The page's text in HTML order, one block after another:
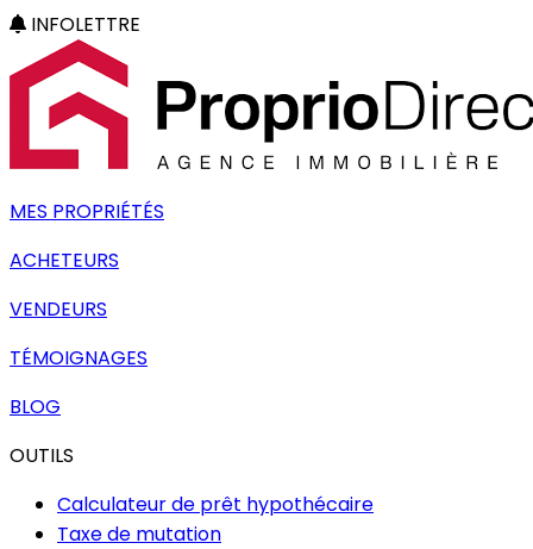
INFOLETTRE
MES PROPRIÉTÉS
ACHETEURS
VENDEURS
TÉMOIGNAGES
BLOG
OUTILS
Calculateur de prêt hypothécaire
Taxe de mutation